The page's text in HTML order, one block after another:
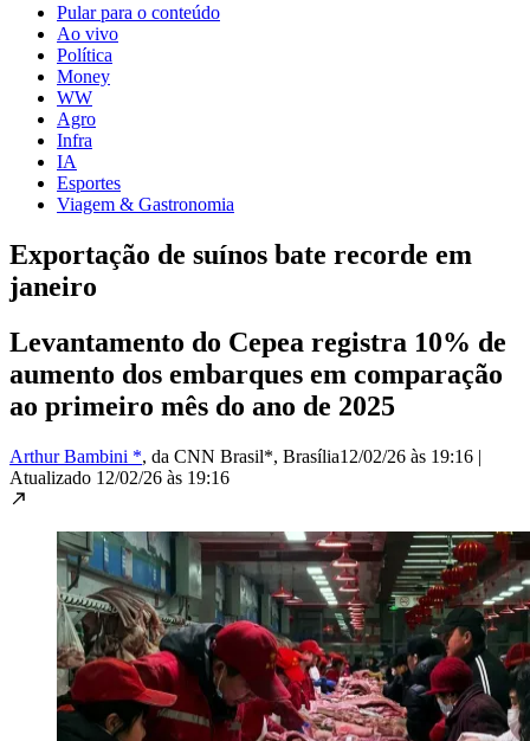
Pular para o conteúdo
Ao vivo
Política
Money
WW
Agro
Infra
IA
Esportes
Viagem & Gastronomia
Exportação de suínos bate recorde em
janeiro
Levantamento do Cepea registra 10% de
aumento dos embarques em comparação
ao primeiro mês do ano de 2025
Arthur Bambini *, da CNN Brasil*, Brasília12/02/26 às 19:16 |
Atualizado 12/02/26 às 19:16